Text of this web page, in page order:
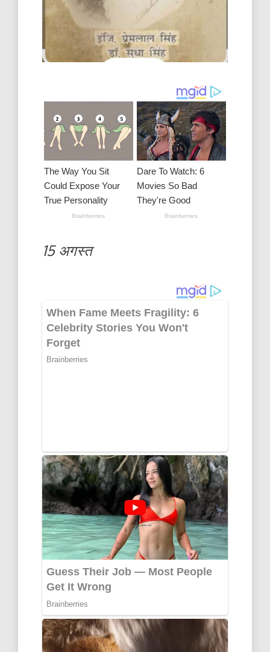
15 अगस्त